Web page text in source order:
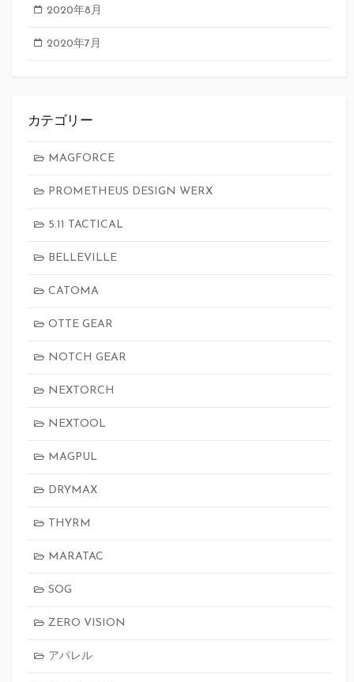
2020年8月
2020年7月
カテゴリー
MAGFORCE
PROMETHEUS DESIGN WERX
5.11 TACTICAL
BELLEVILLE
CATOMA
OTTE GEAR
NOTCH GEAR
NEXTORCH
NEXTOOL
MAGPUL
DRYMAX
THYRM
MARATAC
SOG
ZERO VISION
アパレル